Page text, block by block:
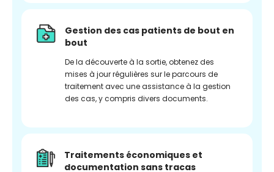
Gestion des cas patients de bout en
bout
De la découverte à la sortie, obtenez des
mises à jour régulières sur le parcours de
traitement avec une assistance à la gestion
des cas, y compris divers documents.
Traitements économiques et
documentation sans tracas